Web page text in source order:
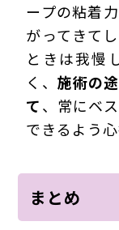
ープの粘着
がってきて
ときは我慢
く、 施術の
て、常にベ
できるよう
まとめ